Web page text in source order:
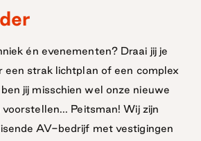
én evenementen? Draai jij je
een strak lichtplan of een complex
jij misschien wel onze nieuwe
Peitsman! Wij zijn
AV-bedrijf met vestigingen